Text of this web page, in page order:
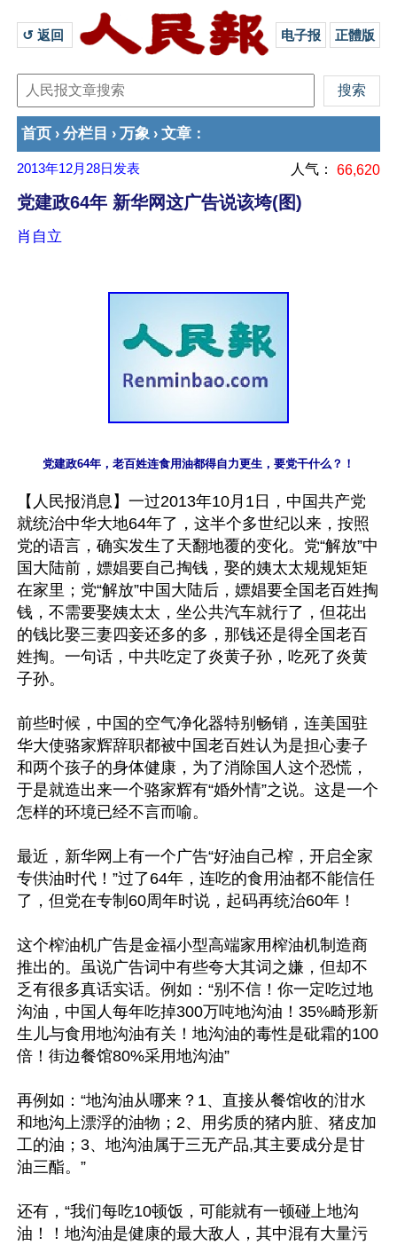
↺ 返回 电子报 正體版
首页 › 分栏目 › 万象 › 文章 ：
2013年12月28日 发表 人气： 66,620
党建政64年 新华网这广告说该垮(图)
肖自立
党建政64年，老百姓连食用油都得自力更生，要党干什么？！
【人民报消息】一过2013年10月1日，中国共产党
就统治中华大地64年了，这半个多世纪以来，按照
党的语言，确实发生了天翻地覆的变化。党“解放”中
国大陆前，嫖娼要自己掏钱，娶的姨太太规规矩矩
在家里；党“解放”中国大陆后，嫖娼要全国老百姓掏
钱，不需要娶姨太太，坐公共汽车就行了，但花出
的钱比娶三妻四妾还多的多，那钱还是得全国老百
姓掏。一句话，中共吃定了炎黄子孙，吃死了炎黄
子孙。
前些时候，中国的空气净化器特别畅销，连美国驻
华大使骆家辉辞职都被中国老百姓认为是担心妻子
和两个孩子的身体健康，为了消除国人这个恐慌，
于是就造出来一个骆家辉有“婚外情”之说。这是一个
怎样的环境已经不言而喻。
最近，新华网上有一个广告“好油自己榨，开启全家
专供油时代！”过了64年，连吃的食用油都不能信任
了，但党在专制60周年时说，起码再统治60年！
这个榨油机广告是金福小型高端家用榨油机制造商
推出的。虽说广告词中有些夸大其词之嫌，但却不
乏有很多真话实话。例如：“别不信！你一定吃过地
沟油，中国人每年吃掉300万吨地沟油！35%畸形新
生儿与食用地沟油有关！地沟油的毒性是砒霜的100
倍！街边餐馆80%采用地沟油”
再例如：“地沟油从哪来？1、直接从餐馆收的泔水
和地沟上漂浮的油物；2、用劣质的猪内脏、猪皮加
工的油；3、地沟油属于三无产品,其主要成分是甘
油三酯。”
还有，“我们每吃10顿饭，可能就有一顿碰上地沟
油！！地沟油是健康的最大敌人，其中混有大量污